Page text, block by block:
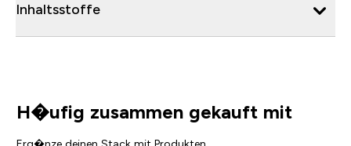
Inhaltsstoffe
H�ufig zusammen gekauft mit
Erg�nze deinen Stack mit Produkten